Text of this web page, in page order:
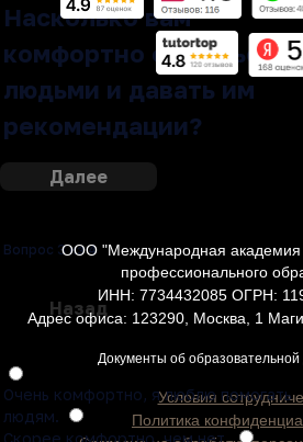
Насколько вам
комфортно общаться с
людьми и давать им
рекомендации?
Далее
Вопрос 3 из 4
Назад
Очень комфортно, я люблю помогать
людям.
Скорее комфортно, чем нет.
ООО "Международная академия
профессионального
ИНН: 7734432085 ОГРН:
Адрес офиса: 123290, Москва, 1
Документы об образовательной
Условия
Политика